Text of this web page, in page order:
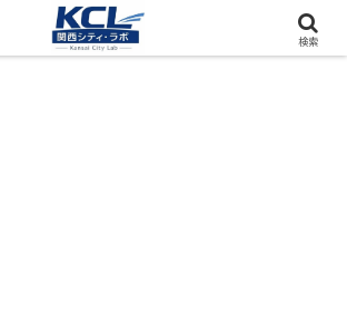
フィールド調査（累計アクセス数4000万PV）
検索